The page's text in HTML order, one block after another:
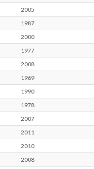
2005
1987
2000
1977
2008
1969
1990
1978
2007
2011
2010
2008